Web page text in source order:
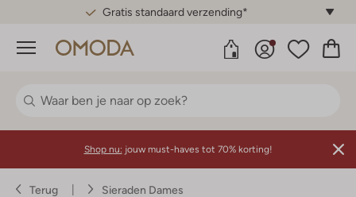
Gratis standaard verzending*
Menu
Shop nu: jouw must-haves tot 70% korting!
Terug Sieraden Dames